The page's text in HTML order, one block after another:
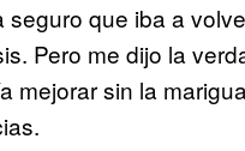
que iba a
Pero me dijo la
mejorar sin la